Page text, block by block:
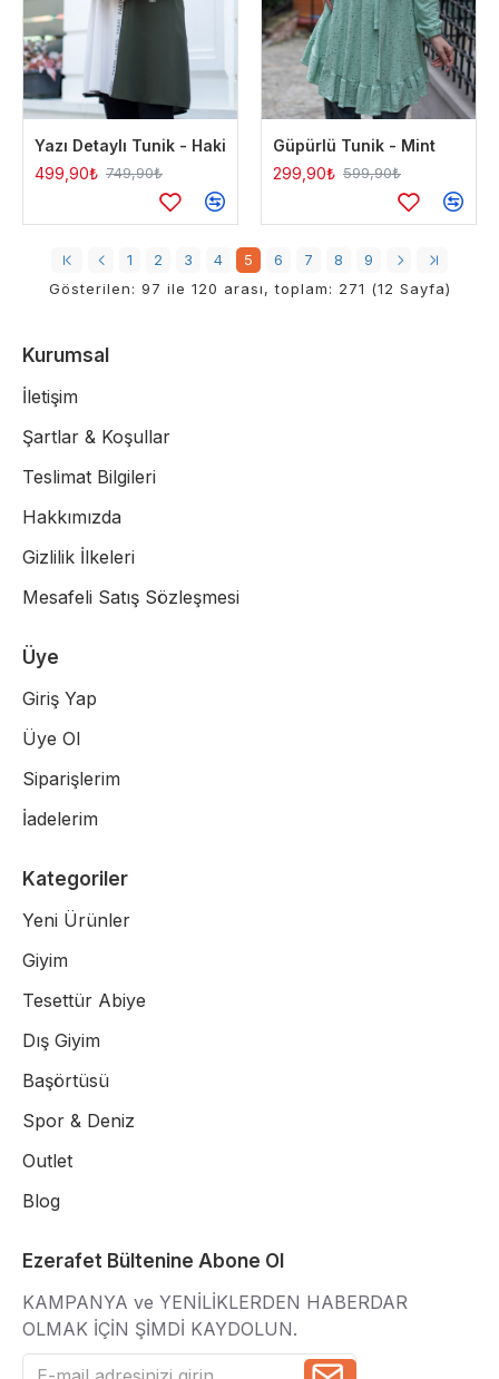
Yazı Detaylı Tunik - Haki
499,90₺ 749,90₺
Güpürlü Tunik - Mint
299,90₺ 599,90₺
1 2 3 4 5 6 7 8
9
Gösterilen: 97 ile 120 arası, toplam: 271 (12 Sayfa)
Kurumsal
İletişim
Şartlar & Koşullar
Teslimat Bilgileri
Hakkımızda
Gizlilik İlkeleri
Mesafeli Satış Sözleşmesi
Üye
Giriş Yap
Üye Ol
Siparişlerim
İadelerim
Kategoriler
Yeni Ürünler
Giyim
Tesettür Abiye
Dış Giyim
Başörtüsü
Spor & Deniz
Outlet
Blog
Ezerafet Bültenine Abone Ol
KAMPANYA ve YENİLİKLERDEN HABERDAR
OLMAK İÇİN ŞİMDİ KAYDOLUN.